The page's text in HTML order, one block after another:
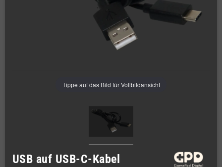
Tippe auf das Bild für Vollbildansicht
USB auf USB-C-Kabel